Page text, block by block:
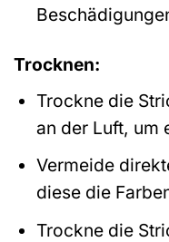
Trocknen:
Trockne die
an der Luft, um
Vermeide
diese die
Trockne die